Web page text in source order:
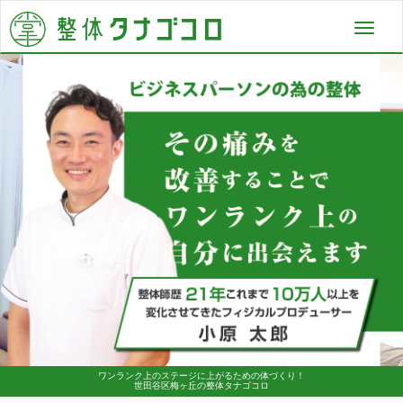
ワンランク上のステージに上がるための体づくり！
世田谷区梅ヶ丘の整体タナゴコロ